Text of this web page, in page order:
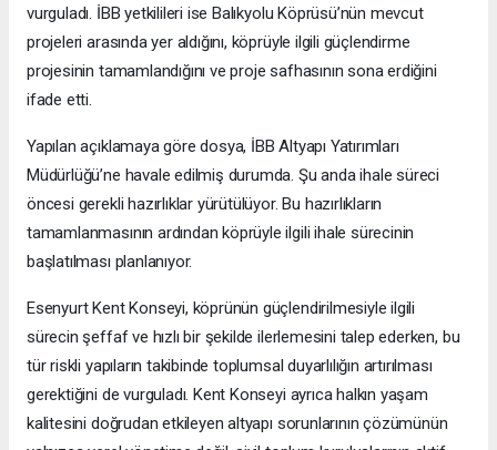
vurguladı. İBB yetkilileri ise Balıkyolu Köprüsü’nün mevcut
projeleri arasında yer aldığını, köprüyle ilgili güçlendirme
projesinin tamamlandığını ve proje safhasının sona erdiğini
ifade etti.
Yapılan açıklamaya göre dosya, İBB Altyapı Yatırımları
Müdürlüğü’ne havale edilmiş durumda. Şu anda ihale süreci
öncesi gerekli hazırlıklar yürütülüyor. Bu hazırlıkların
tamamlanmasının ardından köprüyle ilgili ihale sürecinin
başlatılması planlanıyor.
Esenyurt Kent Konseyi, köprünün güçlendirilmesiyle ilgili
sürecin şeffaf ve hızlı bir şekilde ilerlemesini talep ederken, bu
tür riskli yapıların takibinde toplumsal duyarlılığın artırılması
gerektiğini de vurguladı. Kent Konseyi ayrıca halkın yaşam
kalitesini doğrudan etkileyen altyapı sorunlarının çözümünün